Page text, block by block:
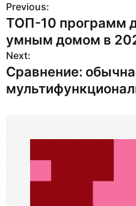
Н
а
в
и
а
ц
и
я
Previous:
ТОП-10 программ
умным домом в
Next:
Сравнение: